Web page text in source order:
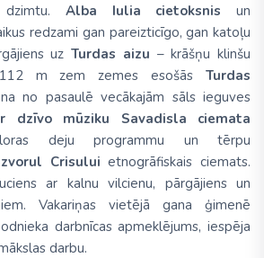
Alba Iulia cietoksnis un
redzami gan pareizticīgo, gan katoļu
uz Turdas aizu – krāšņu klinšu
112 m zem zemes esošās Turdas
no pasaulē vecākajām sāls ieguves
dzīvo mūziku Savadisla
ciemata
deju programmu un tērpu
Crisului etnogrāfiskais ciemats.
ar kalnu vilcienu, pārgājiens un
Vakariņas vietējā gana ģimenē
darbnīcas apmeklējums, iespēja
darbu.